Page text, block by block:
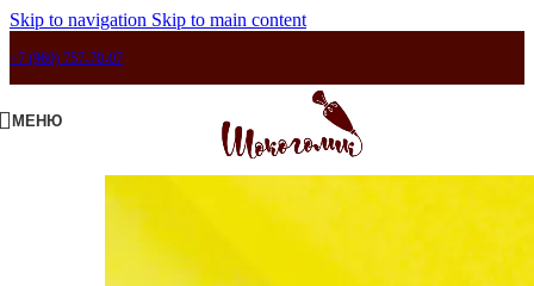
Skip to navigation Skip to main content
+7 (960) 757-70-07
МЕНЮ